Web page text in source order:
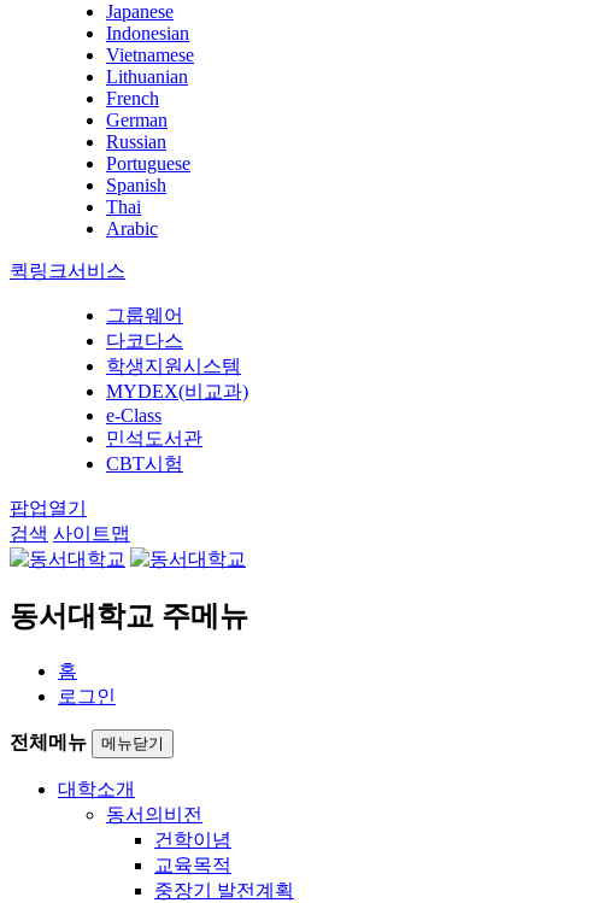
Japanese
Indonesian
Vietnamese
Lithuanian
French
German
Russian
Portuguese
Spanish
Thai
Arabic
퀵링크서비스
그룹웨어
다코다스
학생지원시스템
MYDEX(비교과)
e-Class
민석도서관
CBT시험
팝업열기
검색 사이트맵
동서대학교 주메뉴
홈
로그인
전체메뉴 메뉴닫기
대학소개
동서의비전
건학이념
교육목적
중장기 발전계획